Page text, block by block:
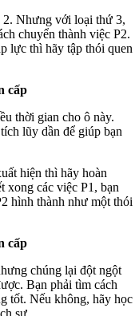
2. Nhưng với loại thứ 3,
chuyển thành việc P2.
lực thì hãy tập thói quen
cấp
thời gian cho ô này.
lũy dần để giúp bạn
hiện thì hãy hoàn
xong các việc P1, bạn
hình thành như một thói
cấp
chúng lại đột ngột
Bạn phải tìm cách
tốt. Nếu không, hãy học
sự.